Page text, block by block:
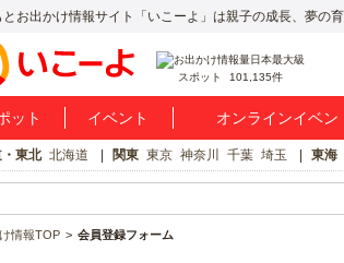
お出かけ情報サイト「いこーよ」は親子の成長、夢の
スポット 101,135件
ット イベント オンラインイベン
東北 北海道 関東 東京 神奈川 千葉 埼玉 東海
情報TOP 会員登録フォーム